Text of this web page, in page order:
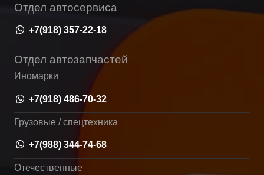
Отдел автосервиса
+7(918) 357-22-18
Отдел автозапчастей
Иномарки
+7(918) 486-70-32
Грузовые / спецтехника
+7(988) 344-74-68
Отечественные